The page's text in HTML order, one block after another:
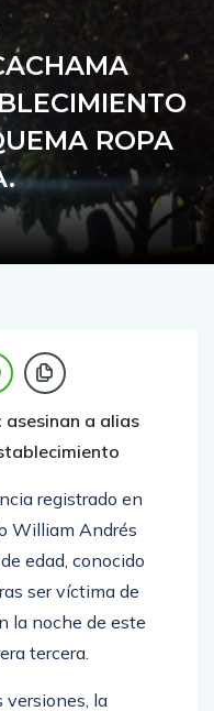
ROPA
a alias
registrado en
William Andrés
edad, conocido
ser víctima de
la noche de este